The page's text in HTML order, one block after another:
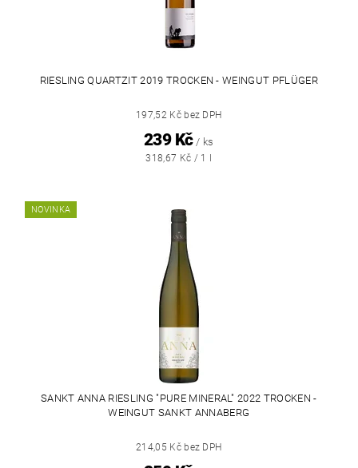
RIESLING QUARTZIT 2019 TROCKEN - WEINGUT PFLÜGER
197,52 Kč bez DPH
239 Kč / ks
318,67 Kč / 1 l
NOVINKA
SANKT ANNA RIESLING "PURE MINERAL" 2022 TROCKEN -
WEINGUT SANKT ANNABERG
214,05 Kč bez DPH